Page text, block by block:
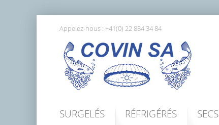
Appelez-nous : +41(0) 22 884 34 84
SURGELÉS RÉFRIGÉRÉS SECS